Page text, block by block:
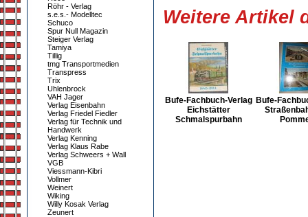
Röhr - Verlag
s.e.s.- Modelltec
Schuco
Spur Null Magazin
Steiger Verlag
Tamiya
Tillig
tmg Transportmedien
Transpress
Trix
Uhlenbrock
VAH Jager
Verlag Eisenbahn
Verlag Friedel Fiedler
Verlag für Technik und
Handwerk
Verlag Kenning
Verlag Klaus Rabe
Verlag Schweers + Wall
VGB
Viessmann-Kibri
Vollmer
Weinert
Wiking
Willy Kosak Verlag
Zeunert
Weitere Artikel
Bufe-Fachbuch-Verlag
Eichstätter
Schmalspurbahn
Bufe-